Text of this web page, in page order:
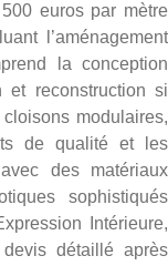
euros par mètre
l’aménagement
la conception
et reconstruction si
modulaires,
de qualité et les
des matériaux
sophistiqués
Intérieure,
détaillé après